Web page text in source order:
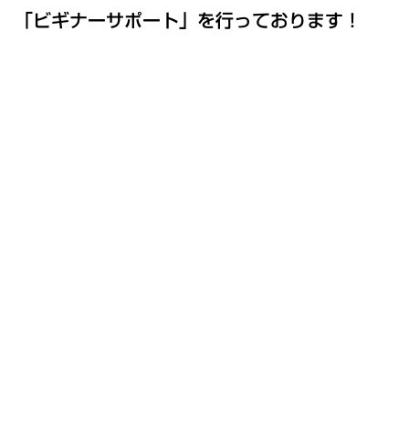
「ビギナーサポート」を行っております！